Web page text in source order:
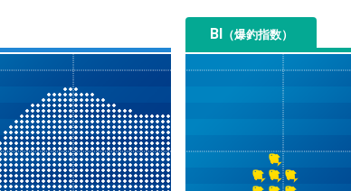
BI （爆釣指数）